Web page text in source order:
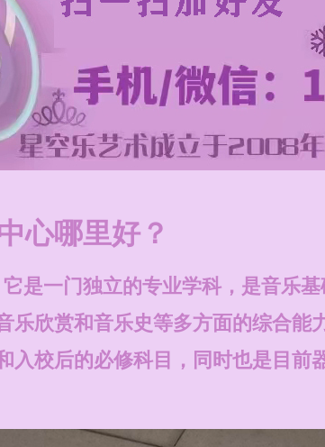
心哪里好？
是一门独立的专业学科，是音乐
乐欣赏和音乐史等多方面的综合能
入校后的必修科目，同时也是目前